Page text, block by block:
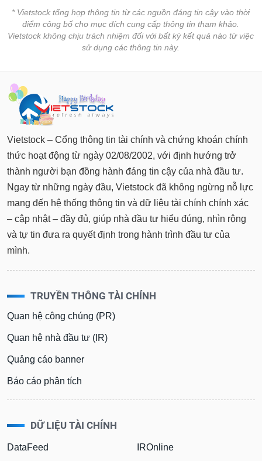
* Vietstock tổng hợp thông tin từ các nguồn đáng tin cậy vào thời
điểm công bố cho mục đích cung cấp thông tin tham khảo.
Vietstock không chịu trách nhiệm đối với bất kỳ kết quả nào từ việc
sử dụng các thông tin này.
Vietstock – Cổng thông tin tài chính và chứng khoán chính
thức hoạt động từ ngày 02/08/2002, với định hướng trở
thành người bạn đồng hành đáng tin cậy của nhà đầu tư.
Ngay từ những ngày đầu, Vietstock đã không ngừng nỗ lực
mang đến hệ thống thông tin và dữ liệu tài chính chính xác
– cập nhật – đầy đủ, giúp nhà đầu tư hiểu đúng, nhìn rộng
và tự tin đưa ra quyết định trong hành trình đầu tư của
mình.
TRUYỀN THÔNG TÀI CHÍNH
Quan hệ công chúng (PR)
Quan hệ nhà đầu tư (IR)
Quảng cáo banner
Báo cáo phân tích
DỮ LIỆU TÀI CHÍNH
DataFeed
IROnline
chính